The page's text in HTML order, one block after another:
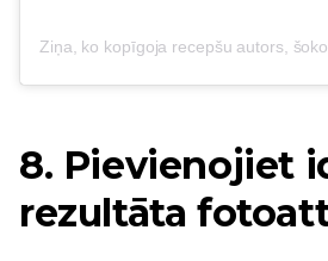
8. Pievienojiet
rezultāta